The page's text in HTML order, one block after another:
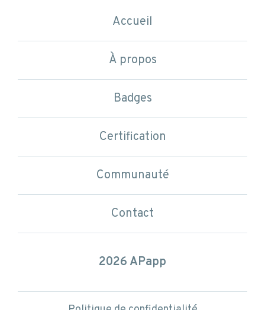
La démarche
Les compétences en APP
1 parcours
3 niveaux
Badges disponibles
Certification
Communauté
Politique de confidentialité
Accueil
À propos
Badges
Certification
Communauté
Contact
2026 APapp